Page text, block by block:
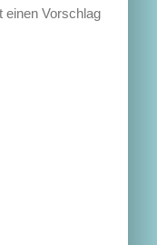
einen Vorschlag